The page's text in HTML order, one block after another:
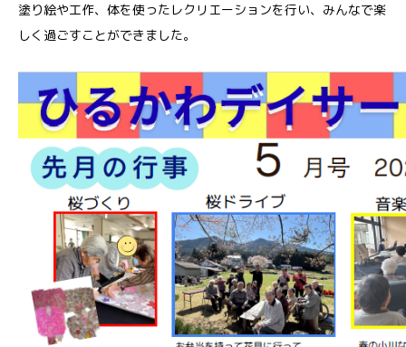
塗り絵や工作、体を使ったレクリエーションを行い、みんなで楽
しく過ごすことができました。